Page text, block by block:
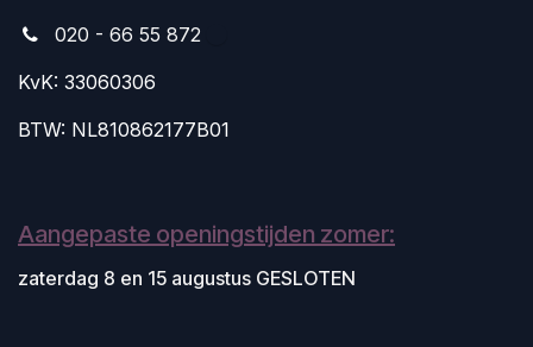
020 - 66 55 872
KvK: 33060306
BTW: NL810862177B01
Aangepaste openingstijden zomer:
zaterdag 8 en 15 augustus GESLOTEN